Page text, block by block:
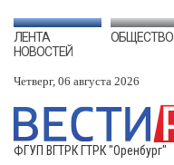
ЛЕНТА
НОВОСТЕЙ
ОБЩЕСТВО
Четверг, 06 августа 2026
ФГУП ВГТРК ГТРК "Оренбург"